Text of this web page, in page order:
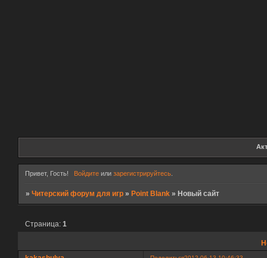
Привет, Гость! Войдитеили зарегистрируйтесь.
»Читерский форум для игр »Point Blank »Новый сайт
Страница:1